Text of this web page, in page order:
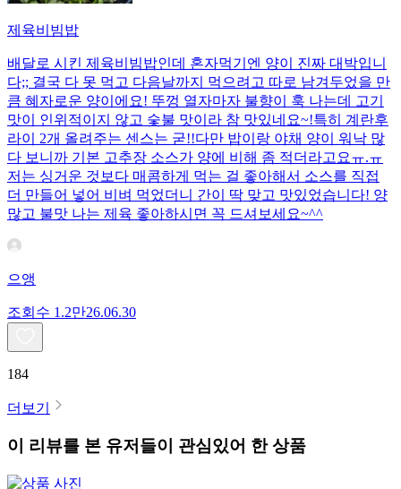
제육비빔밥
배달로 시킨 제육비빔밥인데 혼자먹기엔 양이 진짜 대박입니
다;; 결국 다 못 먹고 다음날까지 먹으려고 따로 남겨두었을 만
큼 혜자로운 양이에요! 뚜껑 열자마자 불향이 훅 나는데 고기
맛이 인위적이지 않고 숯불 맛이라 참 맛있네요~!특히 계란후
라이 2개 올려주는 센스는 굳!! ​다만 밥이랑 야채 양이 워낙 많
다 보니까 기본 고추장 소스가 양에 비해 좀 적더라고요ㅠ.ㅠ
저는 싱거운 것보다 매콤하게 먹는 걸 좋아해서 소스를 직접
더 만들어 넣어 비벼 먹었더니 간이 딱 맞고 맛있었습니다! 양
많고 불맛 나는 제육 좋아하시면 꼭 드셔보세요~^^
으앵
조회수 1.2만26.06.30
184
더보기
이 리뷰를 본 유저들이 관심있어 한 상품